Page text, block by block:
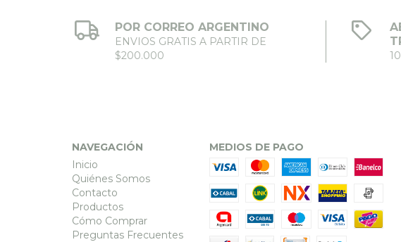
POR CORREO ARGENTINO
ENVIOS GRATIS A PARTIR DE
$200.000
NAVEGACIÓN
Inicio
Quiénes Somos
Contacto
Productos
Cómo Comprar
Preguntas Frecuentes
MEDIOS DE PAGO